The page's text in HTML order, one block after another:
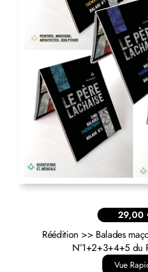
29,00
Réédition >> Balades
N°1+2+3+4+5 du
Vue